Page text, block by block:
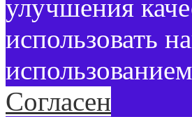
улучшения
использовать
Согласен